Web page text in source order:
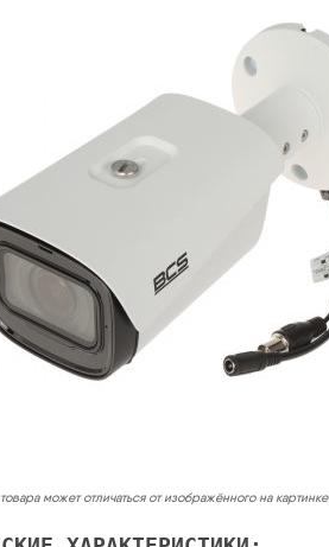
может отличаться от изображённого на картинке